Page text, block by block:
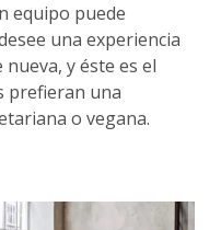
equipo puede
una experiencia
y éste es el
prefieran una
o vegana.